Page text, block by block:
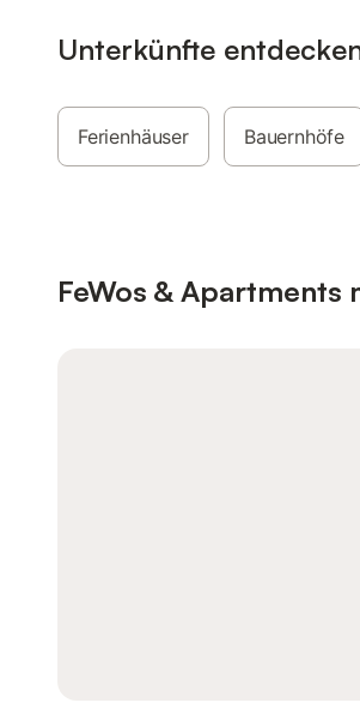
Unterkünfte
Ferienhäuser Bauernhöfe
FeWos & Apartments